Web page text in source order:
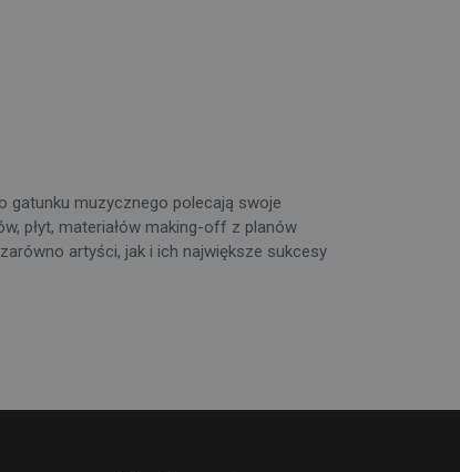
gatunku muzycznego polecają swoje
płyt, materiałów making-off z planów
artyści, jak i ich największe sukcesy